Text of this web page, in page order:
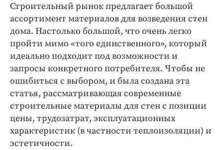
Интересное чтиво
Клиника года
Бренд года
Работодатель года
Строительный рынок предлагает большой
ассортимент материалов для возведения стен
дома. Настолько большой, что очень легко
пройти мимо «того единственного», который
идеально подходит под возможности и
запросы конкретного потребителя. Чтобы не
ошибиться с выбором, и была создана эта
статья, рассматривающая современные
строительные материалы для стен с позиции
цены, трудозатрат, эксплуатационных
характеристик (в частности теплоизоляции) и
эстетичности.